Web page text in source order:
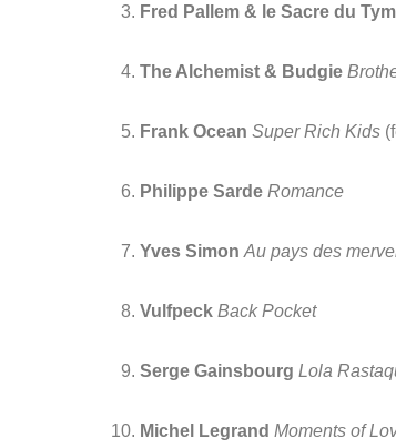
Fred Pallem & le Sacre du
The Alchemist & Budgie
Frank Ocean Super Rich Kids
Philippe Sarde Romance
Yves Simon Au pays des
Vulfpeck Back Pocket
Serge Gainsbourg Lola
Michel Legrand Moments of